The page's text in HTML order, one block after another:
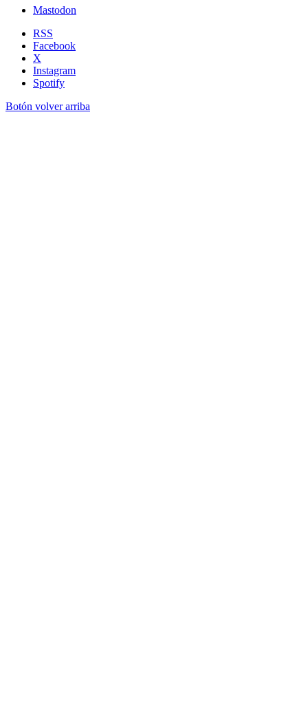
Mastodon
RSS
Facebook
X
Instagram
Spotify
Botón volver arriba